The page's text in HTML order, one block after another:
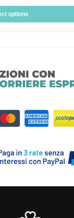
options